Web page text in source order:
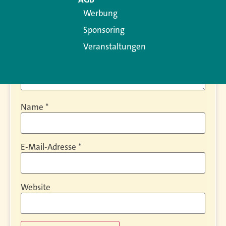
Name *
E-Mail-Adresse *
Website
Werbung
Sponsoring
Veranstaltungen